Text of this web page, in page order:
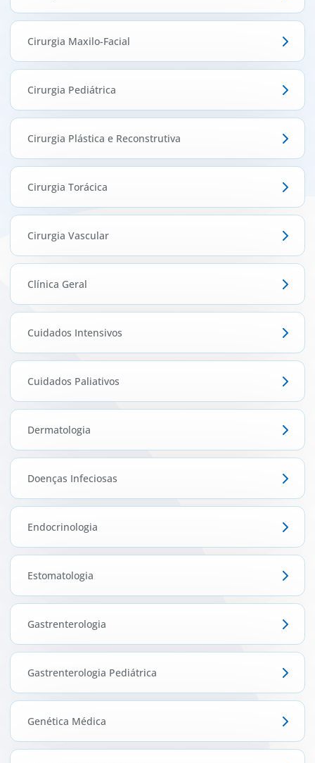
Cirurgia Maxilo-Facial
Cirurgia Pediátrica
Cirurgia Plástica e Reconstrutiva
Cirurgia Torácica
Cirurgia Vascular
Clínica Geral
Cuidados Intensivos
Cuidados Paliativos
Dermatologia
Doenças Infeciosas
Endocrinologia
Estomatologia
Gastrenterologia
Gastrenterologia Pediátrica
Genética Médica